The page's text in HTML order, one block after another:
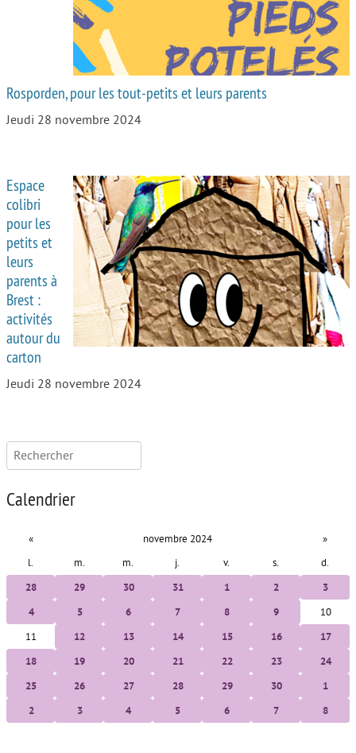
Rosporden, pour les tout-petits et leurs parents
Jeudi 28 novembre 2024
Espace
colibri
pour les
petits et
leurs
parents à
Brest :
activités
autour du
carton
Jeudi 28 novembre 2024
Rechercher :
Calendrier
« novembre 2024 »
l. m. m. j. v. s. d.
28 29 30 31 1 2 3
4 5 6 7 8 9 10
11 12 13 14 15 16 17
18 19 20 21 22 23 24
25 26 27 28 29 30 1
2 3 4 5 6 7 8